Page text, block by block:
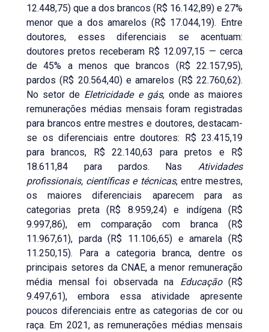
12.448,75) que a dos brancos (R$ 16.142,89) e 27%
menor que a dos amarelos (R$ 17.044,19). Entre
doutores, esses diferenciais se acentuam:
doutores pretos receberam R$ 12.097,15 — cerca
de 45% a menos que brancos (R$ 22.157,95),
pardos (R$ 20.564,40) e amarelos (R$ 22.760,62).
No setor de Eletricidade e gás, onde as maiores
remunerações médias mensais foram registradas
para brancos entre mestres e doutores, destacam-
se os diferenciais entre doutores: R$ 23.415,19
para brancos, R$ 22.140,63 para pretos e R$
18.611,84 para pardos. Nas Atividades
profissionais, científicas e técnicas, entre mestres,
os maiores diferenciais aparecem para as
categorias preta (R$ 8.959,24) e indígena (R$
9.997,86), em comparação com branca (R$
11.967,61), parda (R$ 11.106,65) e amarela (R$
11.250,15). Para a categoria branca, dentre os
principais setores da CNAE, a menor remuneração
média mensal foi observada na Educação(R$
9.497,61), embora essa atividade apresente
poucos diferenciais entre as categorias de cor ou
raça. Em 2021, as remunerações médias mensais